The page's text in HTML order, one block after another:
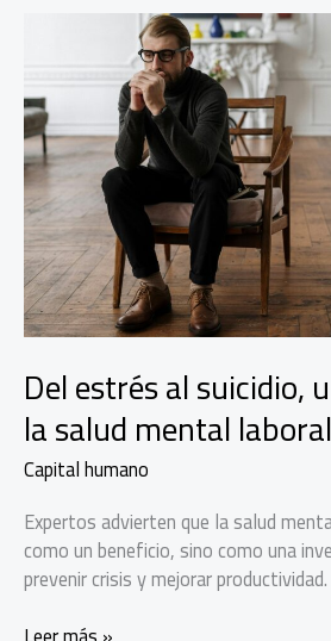
Del estrés al suicidio,
la salud mental laboral
Capital humano
Expertos advierten que la salud
como un beneficio, sino como una
prevenir crisis y mejorar productividad.